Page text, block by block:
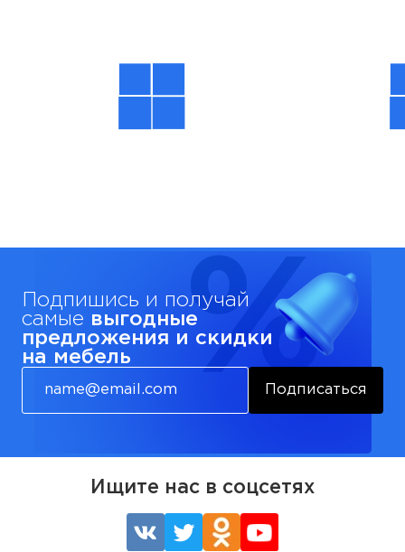
Подпишись и получай
самые выгодные
предложения и скидки
на мебель
Подписаться
Ищите нас в соцсетях